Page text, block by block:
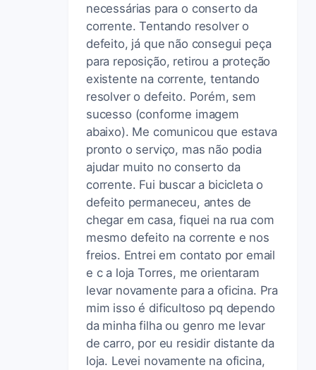
necessárias para o conserto da
corrente. Tentando resolver o
defeito, já que não consegui peça
para reposição, retirou a proteção
existente na corrente, tentando
resolver o defeito. Porém, sem
sucesso (conforme imagem
abaixo). Me comunicou que estava
pronto o serviço, mas não podia
ajudar muito no conserto da
corrente. Fui buscar a bicicleta o
defeito permaneceu, antes de
chegar em casa, fiquei na rua com
mesmo defeito na corrente e nos
freios. Entrei em contato por email
e c a loja Torres, me orientaram
levar novamente para a oficina. Pra
mim isso é dificultoso pq dependo
da minha filha ou genro me levar
de carro, por eu residir distante da
loja. Levei novamente na oficina,